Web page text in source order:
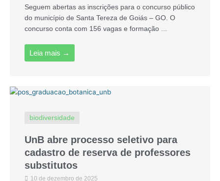
Seguem abertas as inscrições para o concurso público
do município de Santa Tereza de Goiás – GO. O
concurso conta com 156 vagas e formação ...
Leia mais →
biodiversidade
UnB abre processo seletivo para
cadastro de reserva de professores
substitutos
10 de dezembro de 2025